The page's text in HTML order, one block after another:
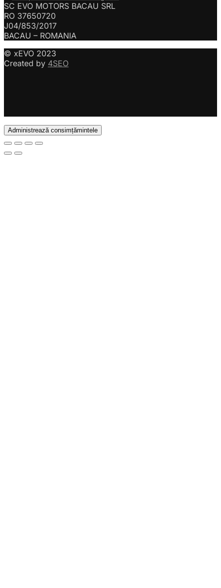
SC EVO MOTORS BACAU SRL
RO 37650720
J04/853/2017
BACAU – ROMANIA
© xEVO 2023
Created by 4SEO
Administrează consimțămintele